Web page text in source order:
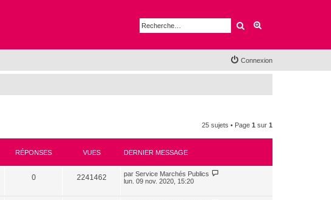
Rechercher
Connexion
25 sujets • Page 1 sur 1
RÉPONSES VUES DERNIER MESSAGE
0 2241462 par Service Marchés Publics
lun. 09 nov. 2020, 15:20